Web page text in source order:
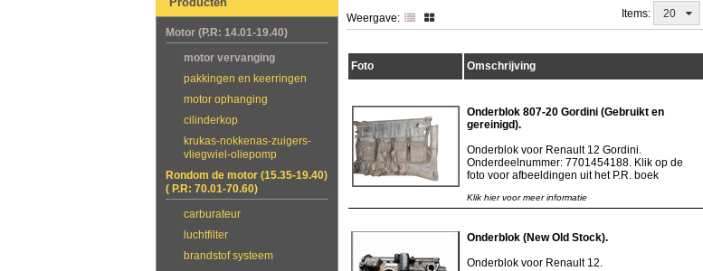
Motor (P.R: 14.01-19.40)
motor vervanging
pakkingen en keerringen
motor ophanging
cilinderkop
krukas-nokkenas-zuigers-
vliegwiel-oliepomp
Rondom de motor (15.35-19.40)
( P.R: 70.01-70.60)
carburateur
luchtfilter
brandstof systeem
Items: 20
Weergave:
Foto Omschrijving
Onderblok 807-20 Gordini (Gebruikt en
gereinigd).
Onderblok voor Renault 12 Gordini.
Onderdeelnummer: 7701454188. Klik op de
foto voor afbeeldingen uit het P.R. boek
Klik hier voor meer informatie
Onderblok (New Old Stock).
Onderblok voor Renault 12.